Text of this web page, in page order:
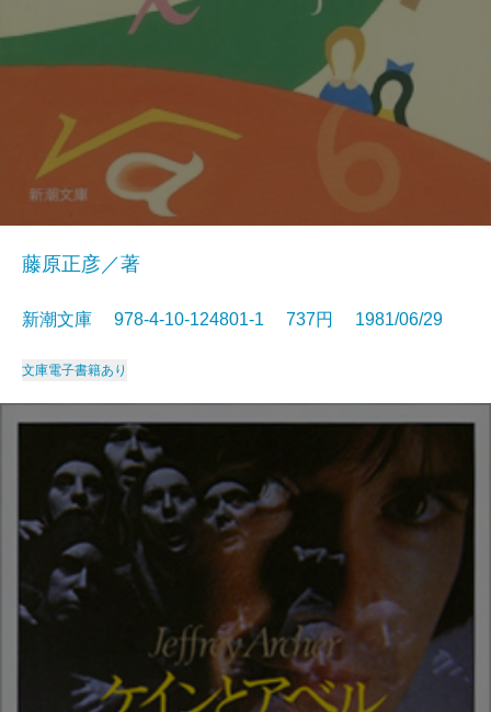
藤原正彦／著
新潮文庫 978-4-10-124801-1 737円 1981/06/29
文庫電子書籍あり